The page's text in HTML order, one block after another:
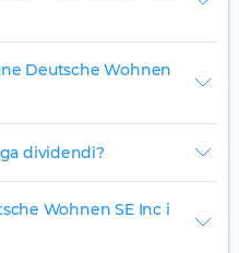
Deutsche Wohnen
dividendi?
Wohnen SE Inc i